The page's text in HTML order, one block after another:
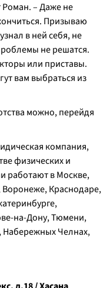
Роман. – Даже не
Призываю
в ней себя, не
не решатся.
или приставы.
вам выбраться из
можно, перейдя
компания,
физических и
работают в Москве,
Воронеже, Краснодаре,
на-Дону, Тюмени,
Набережных Челнах,